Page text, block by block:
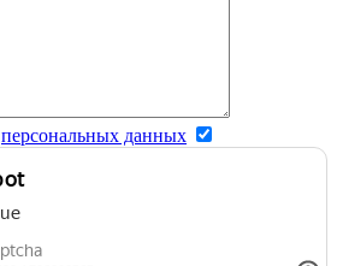
персональных данных